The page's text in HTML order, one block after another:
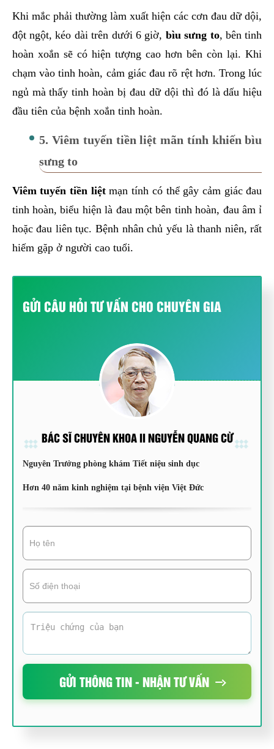
Khi mắc phải thường làm xuất hiện các cơn đau dữ dội,
đột ngột, kéo dài trên dưới 6 giờ, bìu sưng to, bên tinh
hoàn xoắn sẽ có hiện tượng cao hơn bên còn lại. Khi
chạm vào tinh hoàn, cảm giác đau rõ rệt hơn. Trong lúc
ngủ mà thấy tinh hoàn bị đau dữ dội thì đó là dấu hiệu
đầu tiên của bệnh xoắn tinh hoàn.
5. Viêm tuyến tiền liệt mãn tính khiến bìu
sưng to
Viêm tuyến tiền liệtmạn tính có thể gây cảm giác đau
tinh hoàn, biểu hiện là đau một bên tinh hoàn, đau âm ỉ
hoặc đau liên tục. Bệnh nhân chủ yếu là thanh niên, rất
hiếm gặp ở người cao tuổi.
GỬI CÂU HỎI TƯ VẤN CHO CHUYÊN GIA
BÁC SĨ CHUYÊN KHOA II NGUYỄN QUANG CỪ
Nguyên Trưởng phòng khám Tiết niệu sinh dục
Hơn 40 năm kinh nghiệm tại bệnh viện Việt Đức
GỬI THÔNG TIN - NHẬN TƯ VẤN